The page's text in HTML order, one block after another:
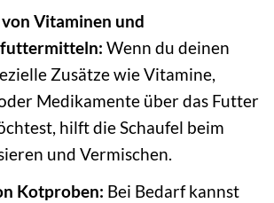
Vitaminen und
Wenn du deinen
Zusätze wie Vitamine,
Medikamente über das Futter
hilft die Schaufel beim
und Vermischen.
Kotproben: Bei Bedarf kannst